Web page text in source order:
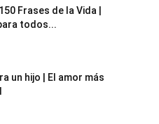
Frases de la Vida |
todos...
un hijo | El amor más